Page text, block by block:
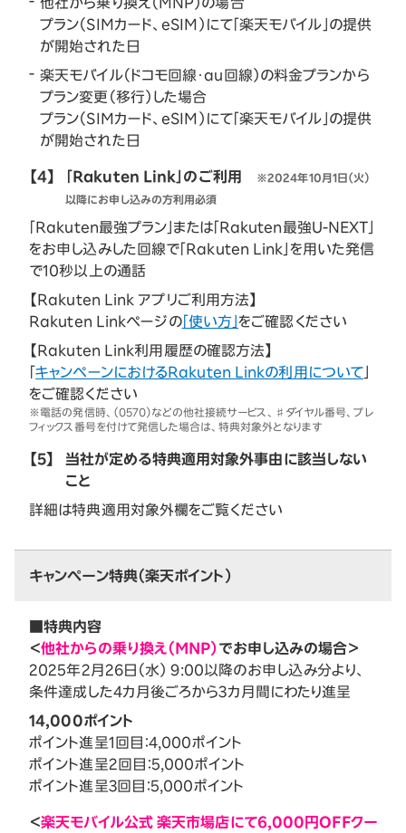
プラン（SIMカード、eSIM）にて「楽天モバイル」の提供
が開始された日
楽天モバイル（ドコモ回線・au回線）の料金プランから
プラン変更（移行）した場合
プラン（SIMカード、eSIM）にて「楽天モバイル」の提供
が開始された日
【4】 「Rakuten Link」のご利用
※2024年10月1日（火）
以降にお申し込みの方利用必須
「Rakuten最強プラン」または「Rakuten最強U-NEXT」
をお申し込みした回線で「Rakuten Link」を用いた発信
で10秒以上の通話
【Rakuten Link アプリご利用方法】
Rakuten Linkページの「使い方」 をご確認ください
【Rakuten Link利用履歴の確認方法】
「キャンペーンにおけるRakuten Linkの利用について
をご確認ください
※電話の発信時、（0570）などの他社接続サービス、♯ダイヤル番号、プレ
フィックス番号を付けて発信した場合は、特典対象外となります
【5】
当社が定める特典適用対象外事由に該当しない
こと
詳細は特典適用対象外欄をご覧ください
キャンペーン特典（楽天ポイント）
■特典内容
＜他社からの乗り換え（MNP）でお申し込みの場合＞
2025年2月26日（水） 9:00以降のお申し込み分より、
条件達成した4カ月後ごろから3カ月間にわたり進呈
14,000ポイント
ポイント進呈1回目：4,000ポイント
ポイント進呈2回目：5,000ポイント
ポイント進呈3回目：5,000ポイント
＜楽天モバイル公式 楽天市場店にて6,000円OFFクー